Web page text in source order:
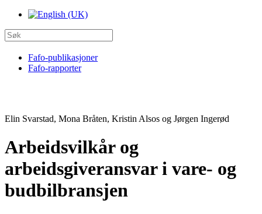
Fafo-publikasjoner
Fafo-rapporter
Elin Svarstad, Mona Bråten, Kristin Alsos og Jørgen Ingerød
Arbeidsvilkår og
arbeidsgiveransvar i vare- og
budbilbransjen